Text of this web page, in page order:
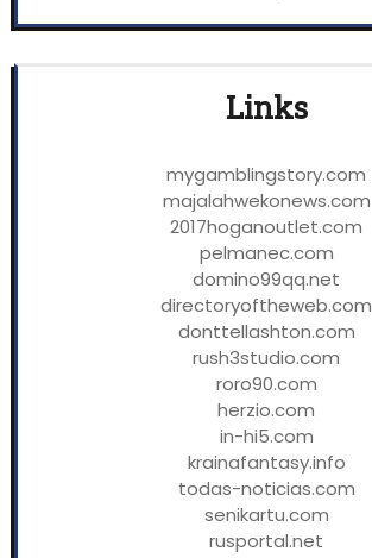
Links
mygamblingstory.com
majalahwekonews.com
2017hoganoutlet.com
pelmanec.com
domino99qq.net
directoryoftheweb.com
donttellashton.com
rush3studio.com
roro90.com
herzio.com
in-hi5.com
krainafantasy.info
todas-noticias.com
senikartu.com
rusportal.net